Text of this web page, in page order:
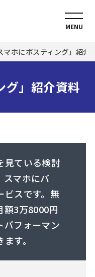
MENU
マホにポスティング」紹介
グ」紹介資料
見ている検討
スマホにバ
ビスです。無
額3万8000円
パフォーマン
す。